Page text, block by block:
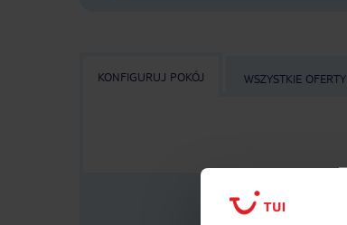
KONFIGURUJ POKÓJ WSZYSTKIE OFERTY